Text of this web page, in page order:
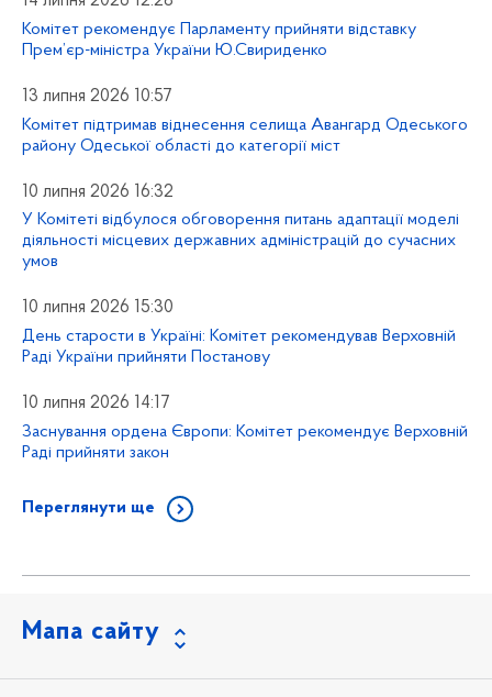
Комітет рекомендує Парламенту прийняти відставку
Прем’єр-міністра України Ю.Свириденко
13 липня 2026 10:57
Комітет підтримав віднесення селища Авангард Одеського
району Одеської області до категорії міст
10 липня 2026 16:32
У Комітеті відбулося обговорення питань адаптації моделі
діяльності місцевих державних адміністрацій до сучасних
умов
10 липня 2026 15:30
День старости в Україні: Комітет рекомендував Верховній
Раді України прийняти Постанову
10 липня 2026 14:17
Заснування ордена Європи: Комітет рекомендує Верховній
Раді прийняти закон
Переглянути ще
Мапа сайту